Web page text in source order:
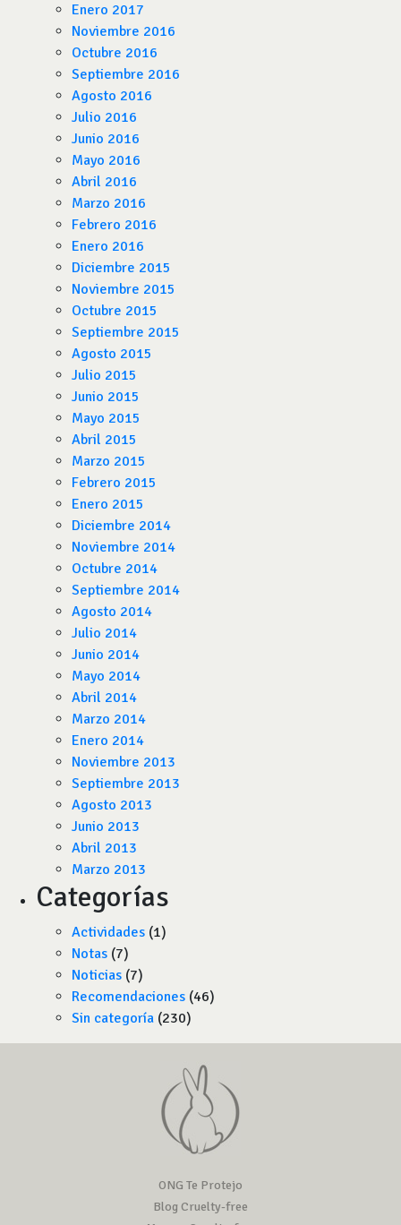
Enero 2017
Noviembre 2016
Octubre 2016
Septiembre 2016
Agosto 2016
Julio 2016
Junio 2016
Mayo 2016
Abril 2016
Marzo 2016
Febrero 2016
Enero 2016
Diciembre 2015
Noviembre 2015
Octubre 2015
Septiembre 2015
Agosto 2015
Julio 2015
Junio 2015
Mayo 2015
Abril 2015
Marzo 2015
Febrero 2015
Enero 2015
Diciembre 2014
Noviembre 2014
Octubre 2014
Septiembre 2014
Agosto 2014
Julio 2014
Junio 2014
Mayo 2014
Abril 2014
Marzo 2014
Enero 2014
Noviembre 2013
Septiembre 2013
Agosto 2013
Junio 2013
Abril 2013
Marzo 2013
Categorías
Actividades (1)
Notas (7)
Noticias (7)
Recomendaciones (46)
Sin categoría (230)
ONG Te Protejo
Blog Cruelty-free